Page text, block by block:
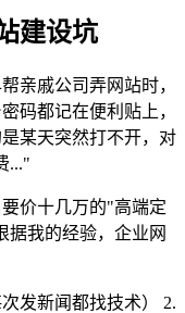
建设坑
亲戚公司弄网站时，
码都记在便利贴上，
某天突然打不开，对
..."
价十几万的"高端定
据我的经验，企业网
发新闻都找技术） 2.